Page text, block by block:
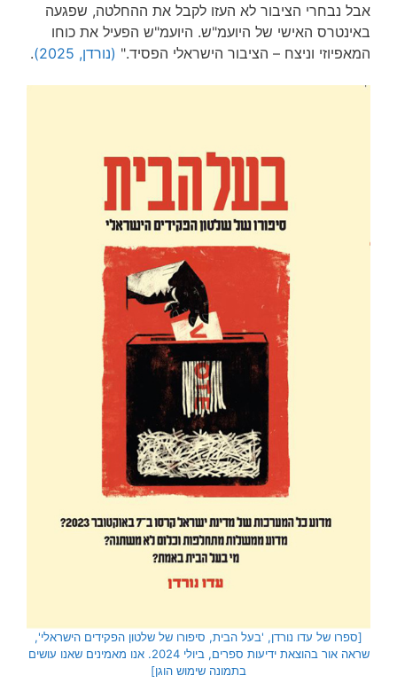
אבל נבחרי הציבור לא העזו לקבל את ההחלטה, שפגעה
באינטרס האישי של היועמ"ש. היועמ"ש הפעיל את כוחו
המאפיוזי וניצח – הציבור הישראלי הפסיד." (נורדן, 2025) .
[ספרו של עדו נורדן, 'בעל הבית, סיפורו של שלטון הפקידים הישראלי',
שראה אור בהוצאת ידיעות ספרים, ביולי 2024. אנו מאמינים שאנו עושים
בתמונה שימוש הוגן]